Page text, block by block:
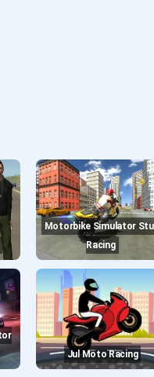
Motorbike Simulator Stunt
Racing
Jul Moto Racing